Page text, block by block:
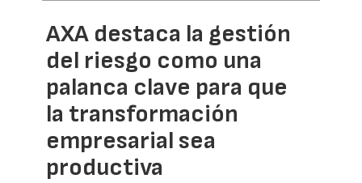
AXA destaca la gestión
del riesgo como una
palanca clave para que
la transformación
empresarial sea
productiva